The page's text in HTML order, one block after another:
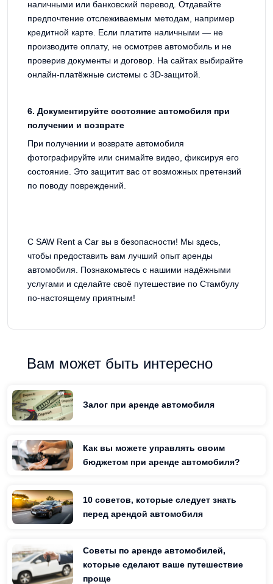
наличными или банковский перевод. Отдавайте
предпочтение отслеживаемым методам, например
кредитной карте. Если платите наличными — не
производите оплату, не осмотрев автомобиль и не
проверив документы и договор. На сайтах выбирайте
онлайн-платёжные системы с 3D-защитой.
6. Документируйте состояние автомобиля при
получении и возврате
При получении и возврате автомобиля
фотографируйте или снимайте видео, фиксируя его
состояние. Это защитит вас от возможных претензий
по поводу повреждений.
С SAW Rent a Car вы в безопасности! Мы здесь,
чтобы предоставить вам лучший опыт аренды
автомобиля. Познакомьтесь с нашими надёжными
услугами и сделайте своё путешествие по Стамбулу
по-настоящему приятным!
Вам может быть интересно
Залог при аренде автомобиля
Как вы можете управлять своим
бюджетом при аренде автомобиля?
10 советов, которые следует знать
перед арендой автомобиля
Советы по аренде автомобилей,
которые сделают ваше путешествие
проще